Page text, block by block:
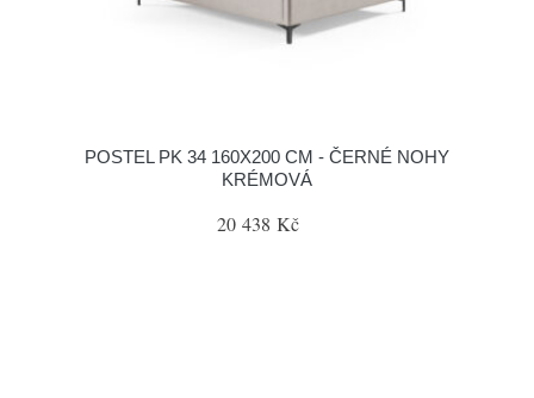
POSTEL PK 34 160X200 CM - ČERNÉ NOHY
KRÉMOVÁ
20 438 Kč